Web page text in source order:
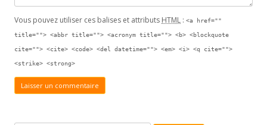
Vous pouvez utiliser ces balises et attributs HTML : <a href=""
title=""> <abbr title=""> <acronym title=""> <b> <blockquote
cite=""> <cite> <code> <del datetime=""> <em> <i> <q cite="">
<strike> <strong>